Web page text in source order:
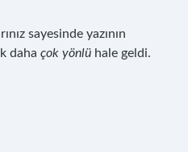
sayesinde yazının
daha çok yönlü hale geldi.